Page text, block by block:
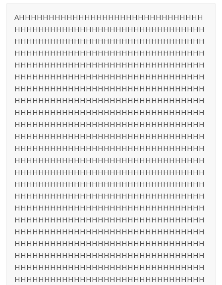
AHHHHHHHHHHHHHHHHHHHHHHHHHHHHHHH
HHHHHHHHHHHHHHHHHHHHHHHHHHHHHHHH
HHHHHHHHHHHHHHHHHHHHHHHHHHHHHHHH
HHHHHHHHHHHHHHHHHHHHHHHHHHHHHHHH
HHHHHHHHHHHHHHHHHHHHHHHHHHHHHHHH
HHHHHHHHHHHHHHHHHHHHHHHHHHHHHHHH
HHHHHHHHHHHHHHHHHHHHHHHHHHHHHHHH
HHHHHHHHHHHHHHHHHHHHHHHHHHHHHHHH
HHHHHHHHHHHHHHHHHHHHHHHHHHHHHHHH
HHHHHHHHHHHHHHHHHHHHHHHHHHHHHHHH
HHHHHHHHHHHHHHHHHHHHHHHHHHHHHHHH
HHHHHHHHHHHHHHHHHHHHHHHHHHHHHHHH
HHHHHHHHHHHHHHHHHHHHHHHHHHHHHHHH
HHHHHHHHHHHHHHHHHHHHHHHHHHHHHHHH
HHHHHHHHHHHHHHHHHHHHHHHHHHHHHHHH
HHHHHHHHHHHHHHHHHHHHHHHHHHHHHHHH
HHHHHHHHHHHHHHHHHHHHHHHHHHHHHHHH
HHHHHHHHHHHHHHHHHHHHHHHHHHHHHHHH
HHHHHHHHHHHHHHHHHHHHHHHHHHHHHHHH
HHHHHHHHHHHHHHHHHHHHHHHHHHHHHHHH
HHHHHHHHHHHHHHHHHHHHHHHHHHHHHHHH
HHHHHHHHHHHHHHHHHHHHHHHHHHHHHHHH
HHHHHHHHHHHHHHHHHHHHHHHHHHHHHHHH